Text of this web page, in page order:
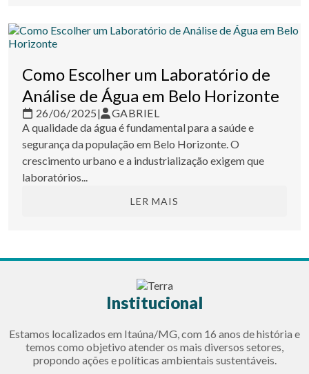
Como Escolher um Laboratório de
Análise de Água em Belo Horizonte
26/06/2025|
GABRIEL
A qualidade da água é fundamental para a saúde e
segurança da população em Belo Horizonte. O
crescimento urbano e a industrialização exigem que
laboratórios...
LER MAIS
Institucional
Estamos localizados em Itaúna/MG, com 16 anos de história e
temos como objetivo atender os mais diversos setores,
propondo ações e políticas ambientais sustentáveis.